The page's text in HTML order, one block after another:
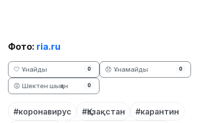
Фото: ria.ru
🤍 Ұнайды 0 😞 Ұнамайды 0
😡 Шектен шыққан 0
#коронавирус #Қазақстан
#карантин